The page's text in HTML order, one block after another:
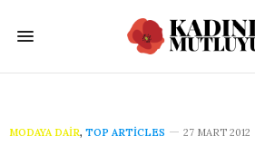
MODAYA DAIR, TOP ARTICLES 27 MART 2012